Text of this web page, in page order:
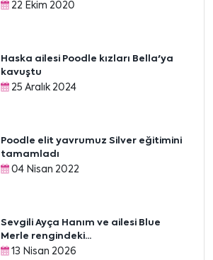
22 Ekim 2020
Haska ailesi Poodle kızları Bella'ya
kavuştu
25 Aralık 2024
Poodle elit yavrumuz Silver eğitimini
tamamladı
04 Nisan 2022
Sevgili Ayça Hanım ve ailesi Blue
Merle rengindeki...
13 Nisan 2026